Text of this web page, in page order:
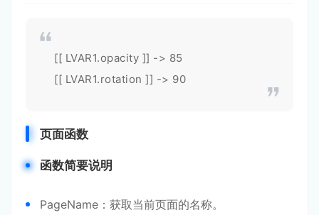
[[ LVAR1.opacity ]] -> 85
[[ LVAR1.rotation ]] -> 90
页面函数
函数简要说明
PageName：获取当前页面的名称。